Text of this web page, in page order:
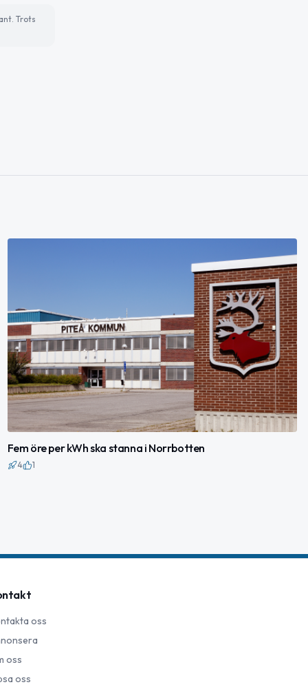
Trots
Fem öre per kWh ska stanna i Norrbotten
4 1
oss
oss
oss